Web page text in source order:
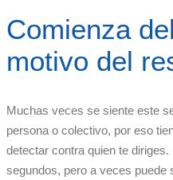
Comienza
motivo del
Muchas veces se siente este
persona o colectivo, por eso
detectar contra quien te
segundos, pero a veces puede